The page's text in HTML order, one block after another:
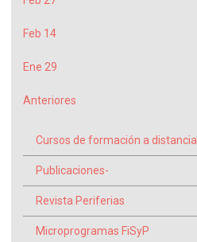
Feb 14
Ene 29
Anteriores
Cursos de formación a distancia
Publicaciones-
Revista Periferias
Microprogramas FiSyP